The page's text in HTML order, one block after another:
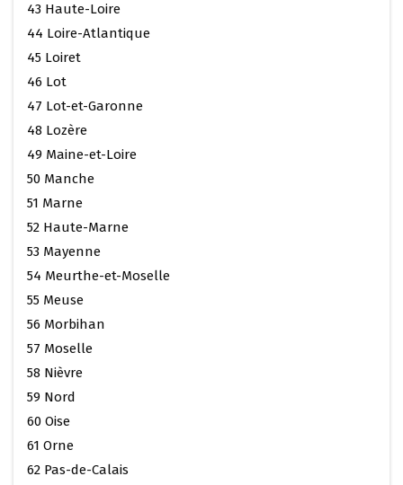
43 Haute-Loire
44 Loire-Atlantique
45 Loiret
46 Lot
47 Lot-et-Garonne
48 Lozère
49 Maine-et-Loire
50 Manche
51 Marne
52 Haute-Marne
53 Mayenne
54 Meurthe-et-Moselle
55 Meuse
56 Morbihan
57 Moselle
58 Nièvre
59 Nord
60 Oise
61 Orne
62 Pas-de-Calais